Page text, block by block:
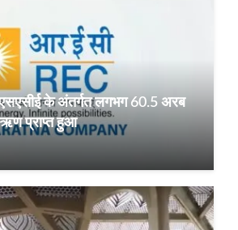
के अंतर्गत लगभग 60.5 अरब
ऋण प्राप्त हुआ